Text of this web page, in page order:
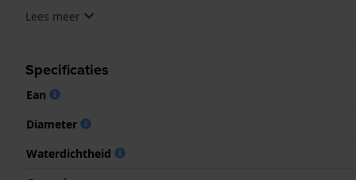
.Lees meer
Specificaties
Ean
Diameter
Waterdichtheid